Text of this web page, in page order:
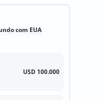
com EUA
USD 100.000